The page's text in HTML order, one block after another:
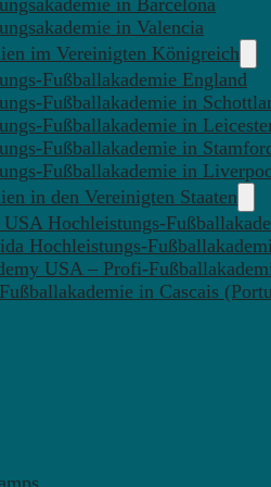
in Valencia
im Vereinigten Königreich
Fußballakademie England
Fußballakademie in
Fußballakademie in
Fußballakademie in
Fußballakademie in
in den Vereinigten Staaten
Hochleistungs-
Hochleistungs-
USA – Profi-
in Cascais